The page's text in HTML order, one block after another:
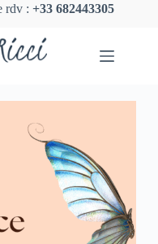
rdv :+33 682443305